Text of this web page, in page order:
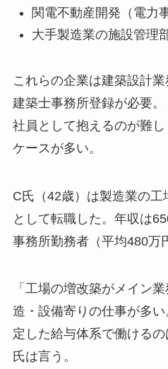
関電不動産開発（電力
大手製造業の施設管理
これらの企業は建築設計業
建築士事務所登録が必要
社員として抱えるのが難
ケースが多い。
C氏（42歳）は製造業の
として転職した。年収は
事務所勤務者（平均480万
「工場の増改築がメイン
造・設備寄りの仕事が多
定した給与体系で働ける
氏は言う。